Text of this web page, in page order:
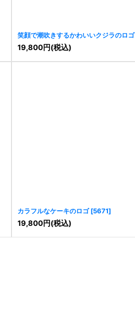
笑顔で潮吹きするかわいいクジラのロゴ
[9690]
19,800円(税込)
カラフルなケーキのロゴ [5671]
19,800円(税込)